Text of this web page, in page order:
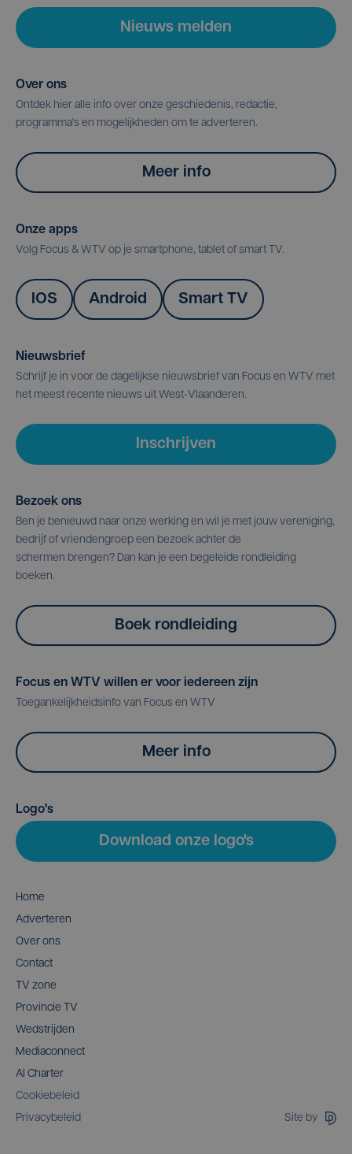
Nieuws melden
Over ons
Ontdek hier alle info over onze geschiedenis, redactie,
programma's en mogelijkheden om te adverteren.
Meer info
Onze apps
Volg Focus & WTV op je smartphone, tablet of smart TV.
IOS Android Smart TV
Nieuwsbrief
Schrijf je in voor de dagelijkse nieuwsbrief van Focus en WTV met
het meest recente nieuws uit West-Vlaanderen.
Inschrijven
Bezoek ons
Ben je benieuwd naar onze werking en wil je met jouw vereniging,
bedrijf of vriendengroep een bezoek achter de
schermen brengen? Dan kan je een begeleide rondleiding
boeken.
Boek rondleiding
Focus en WTV willen er voor iedereen zijn
Toegankelijkheidsinfo van Focus en WTV
Meer info
Logo's
Download onze logo's
Home
Adverteren
Over ons
Contact
TV zone
Provincie TV
Wedstrijden
Mediaconnect
AI Charter
Cookiebeleid
Privacybeleid
Site by